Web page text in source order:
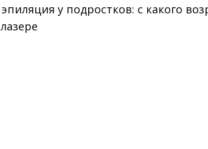
у подростков: с какого